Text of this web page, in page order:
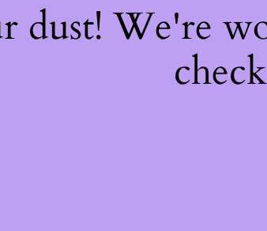
dust! We're